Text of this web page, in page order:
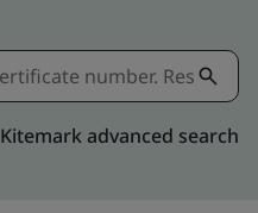
Kitemark advanced search